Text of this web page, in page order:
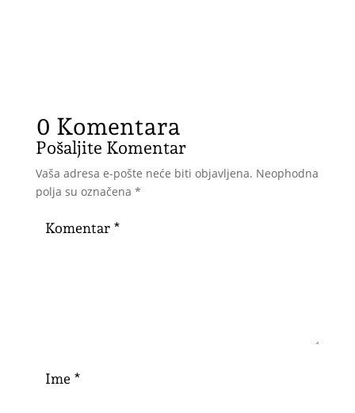
0 Komentara
Pošaljite Komentar
Vaša adresa e-pošte neće biti objavljena. Neophodna
polja su označena *